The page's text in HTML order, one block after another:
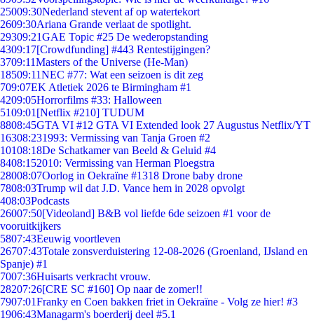
25009:30Nederland stevent af op watertekort
2609:30Ariana Grande verlaat de spotlight.
29309:21GAE Topic #25 De wederopstanding
4309:17[Crowdfunding] #443 Rentestijgingen?
3709:11Masters of the Universe (He-Man)
18509:11NEC #77: Wat een seizoen is dit zeg
709:07EK Atletiek 2026 te Birmingham #1
4209:05Horrorfilms #33: Halloween
5109:01 [Netflix #210] TUDUM
8808:45GTA VI #12 GTA VI Extended look 27 Augustus Netflix/YT
16308:231993: Vermissing van Tanja Groen #2
10108:18De Schatkamer van Beeld & Geluid #4
8408:152010: Vermissing van Herman Ploegstra
28008:07Oorlog in Oekraïne #1318 Drone baby drone
7808:03Trump wil dat J.D. Vance hem in 2028 opvolgt
408:03Podcasts
26007:50[Videoland] B&B vol liefde 6de seizoen #1 voor de
vooruitkijkers
5807:43Eeuwig voortleven
26707:43Totale zonsverduistering 12-08-2026 (Groenland, IJsland en
Spanje) #1
7007:36Huisarts verkracht vrouw.
28207:26[CRE SC #160] Op naar de zomer!!
7907:01Franky en Coen bakken friet in Oekraïne - Volg ze hier! #3
1906:43Managarm's boerderij deel #5.1